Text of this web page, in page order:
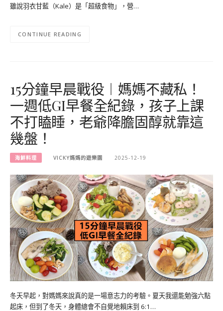
雖說羽衣甘藍（Kale）是「超級食物」，營…
CONTINUE READING
15分鐘早晨戰役︱媽媽不藏私！
一週低GI早餐全紀錄，孩子上課
不打瞌睡，老爺降膽固醇就靠這
幾盤！
海鮮料理 VICKY媽媽的遊樂園 2025-12-19
冬天早起，對媽媽來說真的是一場意志力的考驗。夏天我還能勉強六點
起床，但到了冬天，身體總會不自覺地賴床到 6:1…